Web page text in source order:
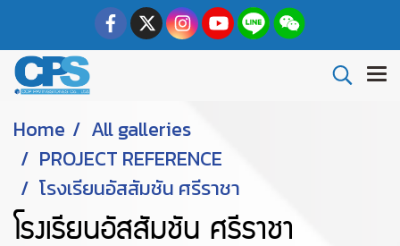
Home
All galleries
PROJECT REFERENCE
โรงเรียนอัสสัมชัน ศรีราชา
โรงเรียนอัสสัมชัน ศรีราชา